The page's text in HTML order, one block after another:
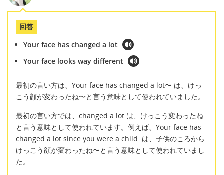
回答
Your face has changed a lot
Your face looks way different
最初の言い方は、Your face has changed a lot〜 は、けっ
こう顔が変わったね〜と言う意味として使われていました。
最初の言い方では、changed a lot は、けっこう変わったね
と言う意味として使われています。例えば、Your face has
changed a lot since you were a child. は、子供のころから
けっこう顔が変わったね〜と言う意味として使われていまし
た。